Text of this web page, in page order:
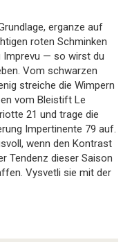
erganze auf
roten Schminken
Imprevu — so wirst du
Vom schwarzen
streiche die Wimpern
vom Bleistift Le
21 und trage die
Impertinente 79 auf.
wenn den Kontrast
Tendenz dieser Saison
Vysvetli sie mit der